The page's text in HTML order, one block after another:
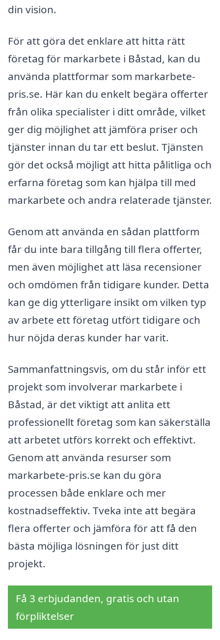
din vision.
För att göra det enklare att hitta rätt
företag för markarbete i Båstad, kan du
använda plattformar som markarbete-
pris.se. Här kan du enkelt begära offerter
från olika specialister i ditt område, vilket
ger dig möjlighet att jämföra priser och
tjänster innan du tar ett beslut. Tjänsten
gör det också möjligt att hitta pålitliga och
erfarna företag som kan hjälpa till med
markarbete och andra relaterade tjänster.
Genom att använda en sådan plattform
får du inte bara tillgång till flera offerter,
men även möjlighet att läsa recensioner
och omdömen från tidigare kunder. Detta
kan ge dig ytterligare insikt om vilken typ
av arbete ett företag utfört tidigare och
hur nöjda deras kunder har varit.
Sammanfattningsvis, om du står inför ett
projekt som involverar markarbete i
Båstad, är det viktigt att anlita ett
professionellt företag som kan säkerställa
att arbetet utförs korrekt och effektivt.
Genom att använda resurser som
markarbete-pris.se kan du göra
processen både enklare och mer
kostnadseffektiv. Tveka inte att begära
flera offerter och jämföra för att få den
bästa möjliga lösningen för just ditt
projekt.
Få 3 erbjudanden, gratis och utan
förpliktelser